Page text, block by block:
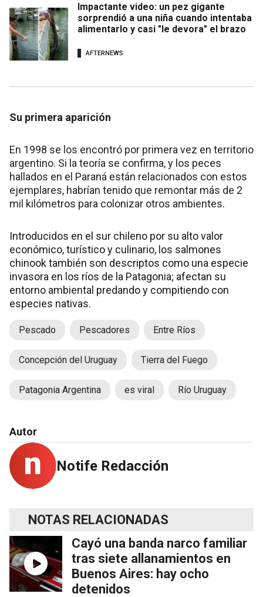
Impactante video: un pez gigante
sorprendió a una niña cuando intentaba
alimentarlo y casi "le devora" el brazo
AFTERNEWS
Su primera aparición
En 1998 se los encontró por primera vez en territorio
argentino. Si la teoría se confirma, y los peces
hallados en el Paraná están relacionados con estos
ejemplares, habrían tenido que remontar más de 2
mil kilómetros para colonizar otros ambientes.
Introducidos en el sur chileno por su alto valor
económico, turístico y culinario, los salmones
chinook también son descriptos como una especie
invasora en los ríos de la Patagonia; afectan su
entorno ambiental predando y compitiendo con
especies nativas.
Pescado Pescadores Entre Ríos
Concepción del Uruguay Tierra del Fuego
Patagonia Argentina es viral Río Uruguay
Autor
Notife Redacción
NOTAS RELACIONADAS
Cayó una banda narco familiar
tras siete allanamientos en
Buenos Aires: hay ocho
detenidos